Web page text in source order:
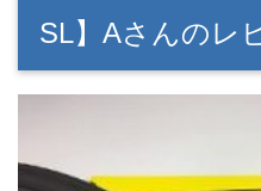
SL】Aさんのレ